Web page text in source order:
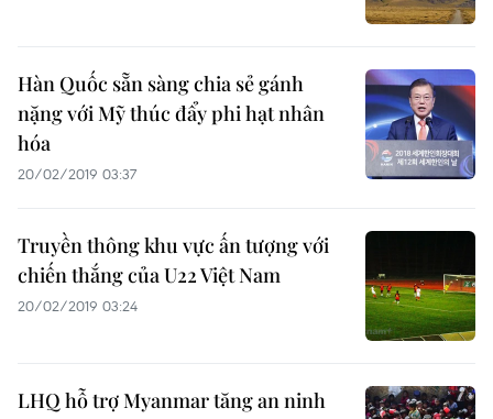
Hàn Quốc sẵn sàng chia sẻ gánh
nặng với Mỹ thúc đẩy phi hạt nhân
hóa
20/02/2019 03:37
Truyền thông khu vực ấn tượng với
chiến thắng của U22 Việt Nam
20/02/2019 03:24
LHQ hỗ trợ Myanmar tăng an ninh